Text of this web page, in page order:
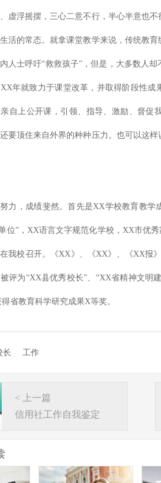
虚浮摇摆，三心二意不行，半心半意也
活的常态。就拿课堂教学来说，传统教
人士呼吁“救救孩子”，但是，大多数人
年就致力于课堂改革，并取得阶段性成
自上公开课，引领、指导、激励、督促
要顶住来自外界的种种压力。也可以这
力，成绩斐然。首先是XX学校教育教学
位”，XX语言文字规范化学校，XX市优
我校召开。《XX》、《XX》、《XX报
评为“XX县优秀校长”、“XX省精神文明
省教育科学研究成果X等奖。
长 工作
< 上一篇
信用社工作自我鉴定